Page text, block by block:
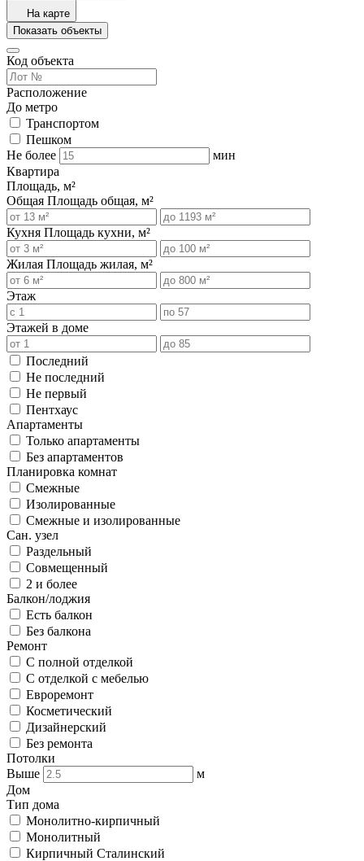
На карте
Показать объекты
Код объекта
Расположение
До метро
Транспортом
Пешком
Не более
мин
Квартира
Площадь, м²
Общая Площадь общая, м²
Кухня Площадь кухни, м²
Жилая Площадь жилая, м²
Этаж
Этажей в доме
Последний
Не последний
Не первый
Пентхаус
Апартаменты
Только апартаменты
Без апартаментов
Планировка комнат
Смежные
Изолированные
Смежные и изолированные
Сан. узел
Раздельный
Совмещенный
2 и более
Балкон/лоджия
Есть балкон
Без балкона
Ремонт
С полной отделкой
С отделкой с мебелью
Евроремонт
Косметический
Дизайнерский
Без ремонта
Потолки
Выше
м
Дом
Тип дома
Монолитно-кирпичный
Монолитный
Кирпичный Сталинский